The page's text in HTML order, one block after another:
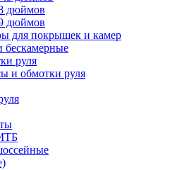
дюймов
дюймов
для покрышек и камер
бескамерные
руля
и обмотки руля